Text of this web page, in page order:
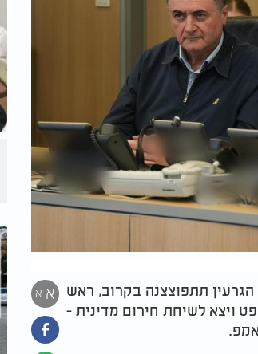
א א
תתפוצצנה בקרוב, ראש
ויצא לשיחת חירום מדינית -